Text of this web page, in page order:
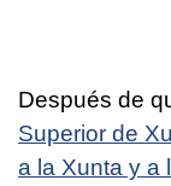
Después de
Superior de
a la Xunta y a